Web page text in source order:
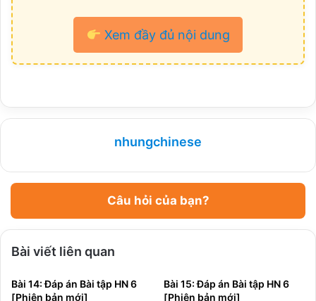
Xem đầy đủ nội dung
nhungchinese
Câu hỏi của bạn?
Bài viết liên quan
Bài 14: Đáp án Bài tập HN 6
[Phiên bản mới]
Bài 15: Đáp án Bài tập HN 6
[Phiên bản mới]